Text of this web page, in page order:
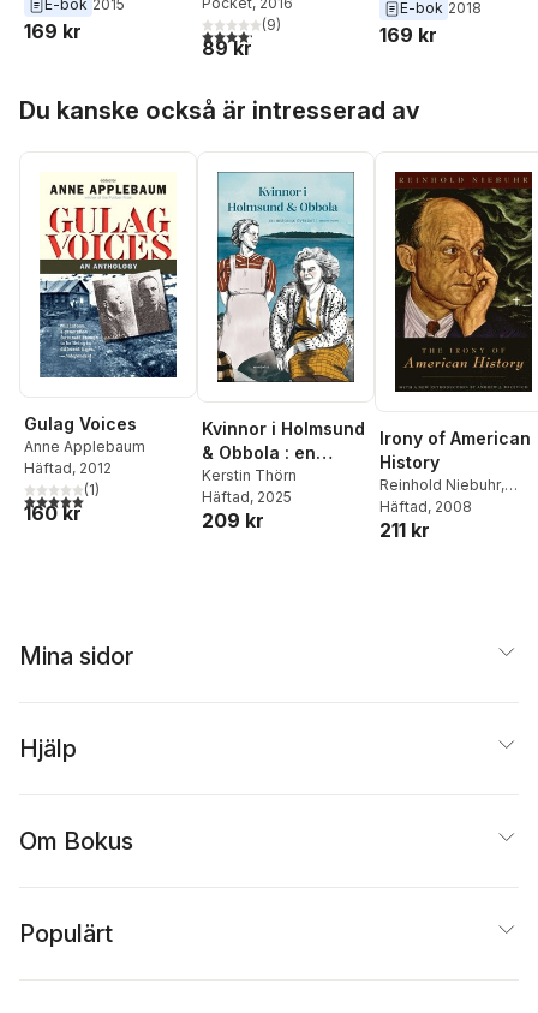
E-bok 2015
169 kr
4,2utav 5 stjärnor. Totalt antal röster:
(9)
89 kr
E-bok 2018
169 kr
Du kanske också är intresserad av
Gulag Voices
Anne Applebaum
Häftad, 2012
5,0utav 5 stjärnor. Totalt antal röster:
(1)
160 kr
Kvinnor i Holmsund
& Obbola : en
historisk översikt
Kerstin Thörn
Häftad, 2025
209 kr
Irony of American
History
Reinhold Niebuhr,
Andrew J. Bacevich
Häftad, 2008
211 kr
Mina sidor
Hjälp
Om Bokus
Populärt